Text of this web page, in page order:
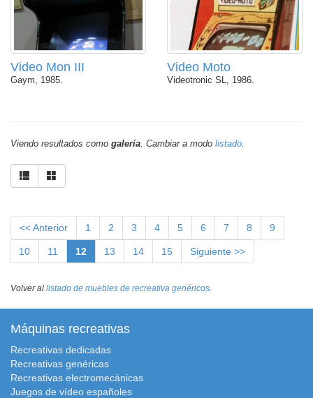
Video Mon III
Gaym, 1985.
Video Moto
Videotronic SL, 1986.
Viendo resultados como galería. Cambiar a modo listado.
<< Anterior 1 2 3 4 5 6 7 8 9
10 11 12 13 14 15 Siguiente >>
Volver al listado de muebles de recreativa genéricos.
Máquinas recreativas
Recreativas dedicadas
Recreativas genéricas
Recreativas electromecánicas
Juegos de vídeo españoles